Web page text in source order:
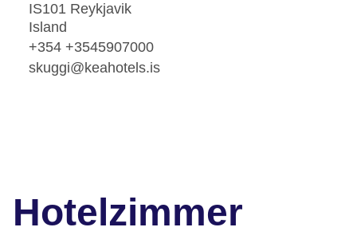
IS101 Reykjavik
Island
+354 +3545907000
skuggi@keahotels.is
Hotelzimmer